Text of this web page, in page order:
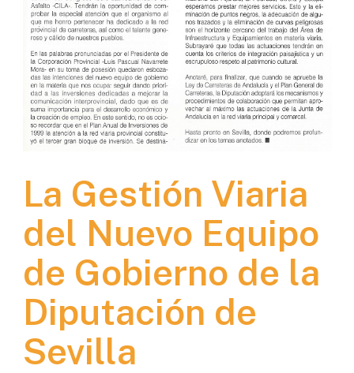
La Gestión Viaria
del Nuevo Equipo
de Gobierno de la
Diputación de
Sevilla